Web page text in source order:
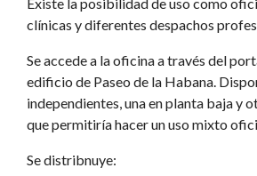
clínicas y diferentes despachos
Se accede a la oficina a través del
edificio de Paseo de la Habana.
independientes, una en planta baja y
que permitiría hacer un uso mixto
Se distribnuye: